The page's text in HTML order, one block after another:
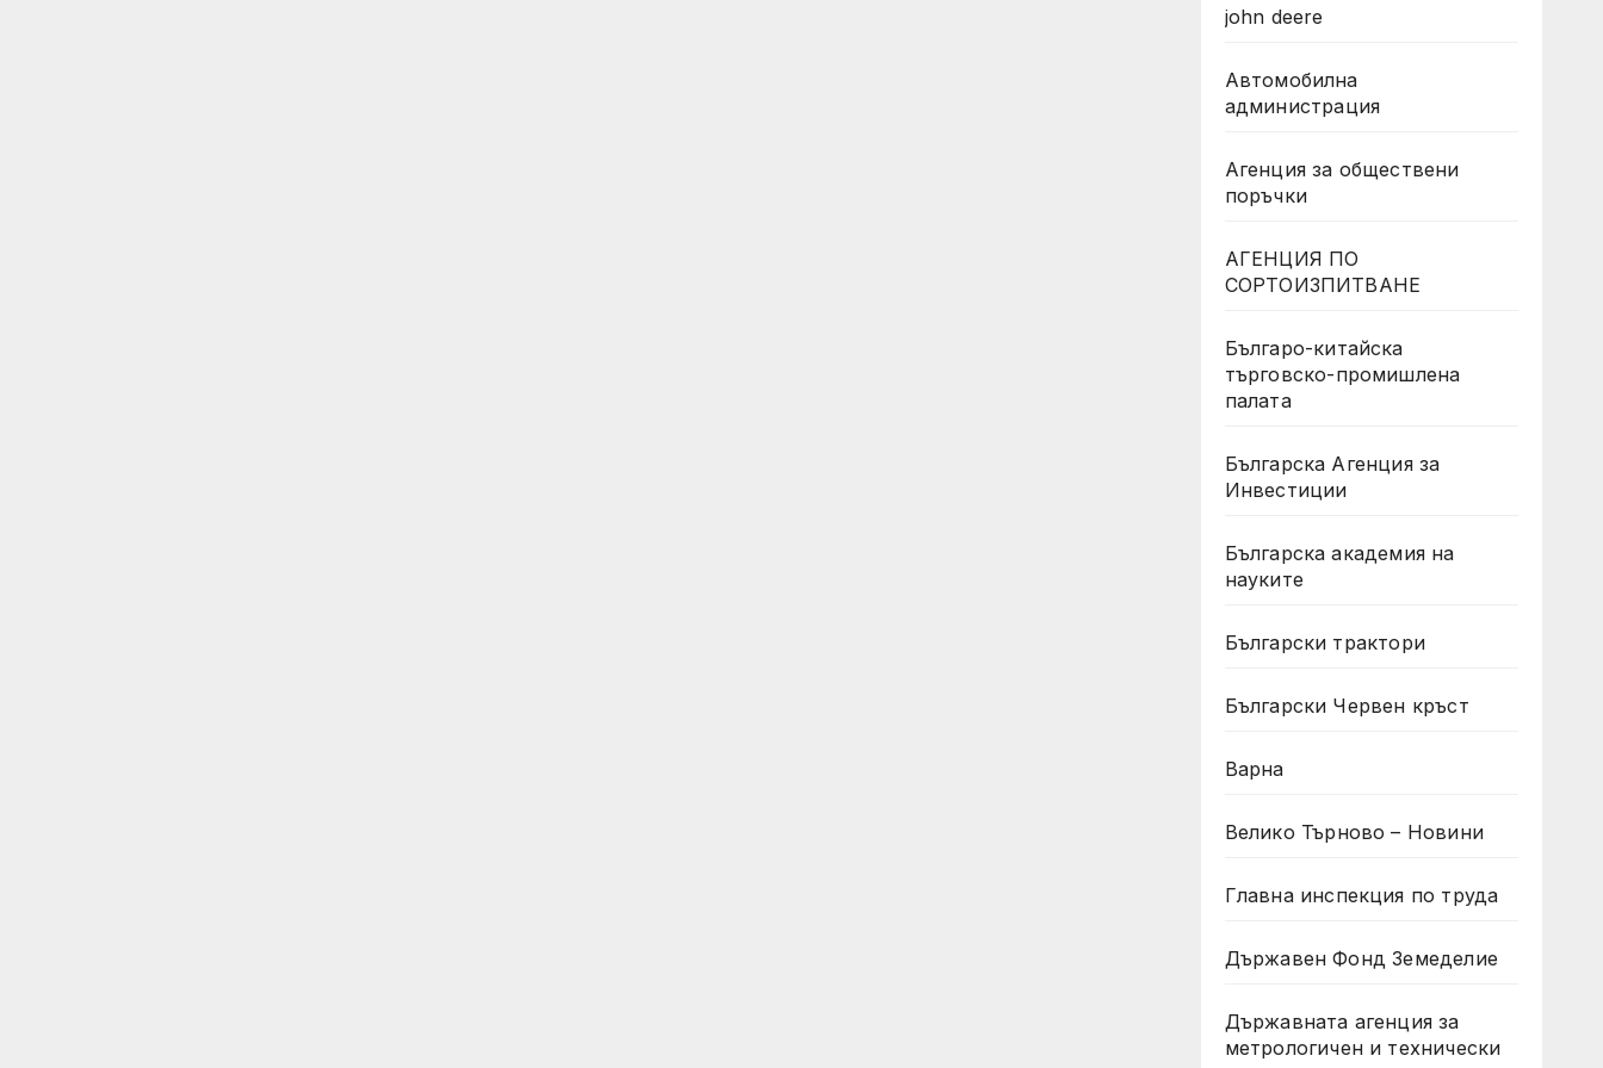
john deere
Автомобилна
администрация
Агенция за обществени
поръчки
АГЕНЦИЯ ПО
СОРТОИЗПИТВАНЕ
Българо-китайска
търговско-промишлена
палата
Българска Агенция за
Инвестиции
Българска академия на
науките
Български трактори
Български Червен кръст
Варна
Велико Търново – Новини
Главна инспекция по труда
Държавен Фонд Земеделие
Държавната агенция за
метрологичен и технически